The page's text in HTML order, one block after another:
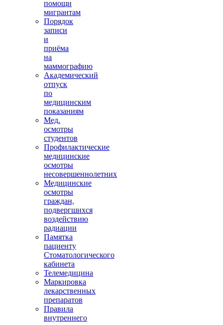
помощи
мигрантам
Порядок
записи
и
приёма
на
маммографию
Академический
отпуск
по
медицинским
показаниям
Мед.
осмотры
студентов
Профилактические
медицинские
осмотры
несовершеннолетних
Медицинские
осмотры
граждан,
подвергшихся
воздействию
радиации
Памятка
пациенту
Стоматологического
кабинета
Телемедицина
Маркировка
лекарственных
препаратов
Правила
внутреннего